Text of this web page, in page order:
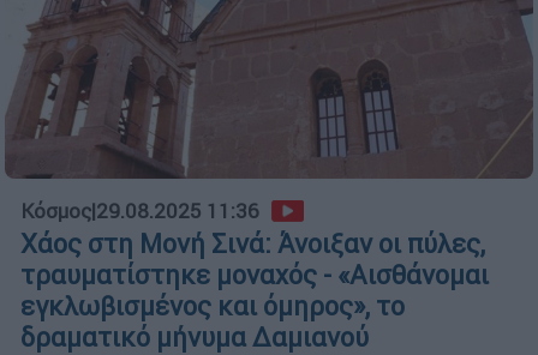
Κόσμος|29.08.2025 11:36
Χάος στη Μονή Σινά: Άνοιξαν οι πύλες,
τραυματίστηκε μοναχός - «Αισθάνομαι
εγκλωβισμένος και όμηρος», το
δραματικό μήνυμα Δαμιανού